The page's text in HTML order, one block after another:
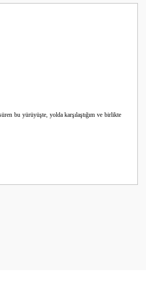
bu yürüyüşte, yolda karşılaştığım ve birlikte